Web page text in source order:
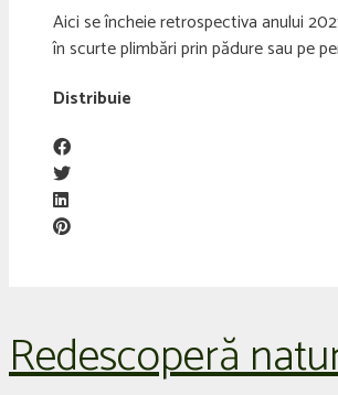
Aici se încheie retrospectiva anului
în scurte plimbări prin pădure sau pe
Distribuie
Redescoperă